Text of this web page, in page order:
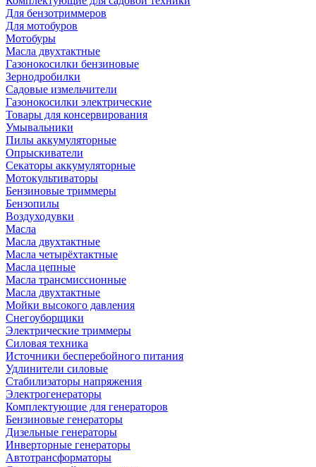
Для бензотриммеров
Для мотобуров
Мотобуры
Масла двухтактные
Газонокосилки бензиновые
Зернодробилки
Садовые измельчители
Газонокосилки электрические
Товары для консервирования
Умывальники
Пилы аккумуляторные
Опрыскиватели
Секаторы аккумуляторные
Мотокультиваторы
Бензиновые триммеры
Бензопилы
Воздуходувки
Масла
Масла двухтактные
Масла четырёхтактные
Масла цепные
Масла трансмиссионные
Масла двухтактные
Мойки высокого давления
Снегоуборщики
Электрические триммеры
Силовая техника
Источники бесперебойного питания
Удлинители силовые
Стабилизаторы напряжения
Электрогенераторы
Комплектующие для генераторов
Бензиновые генераторы
Дизельные генераторы
Инверторные генераторы
Автотрансформаторы